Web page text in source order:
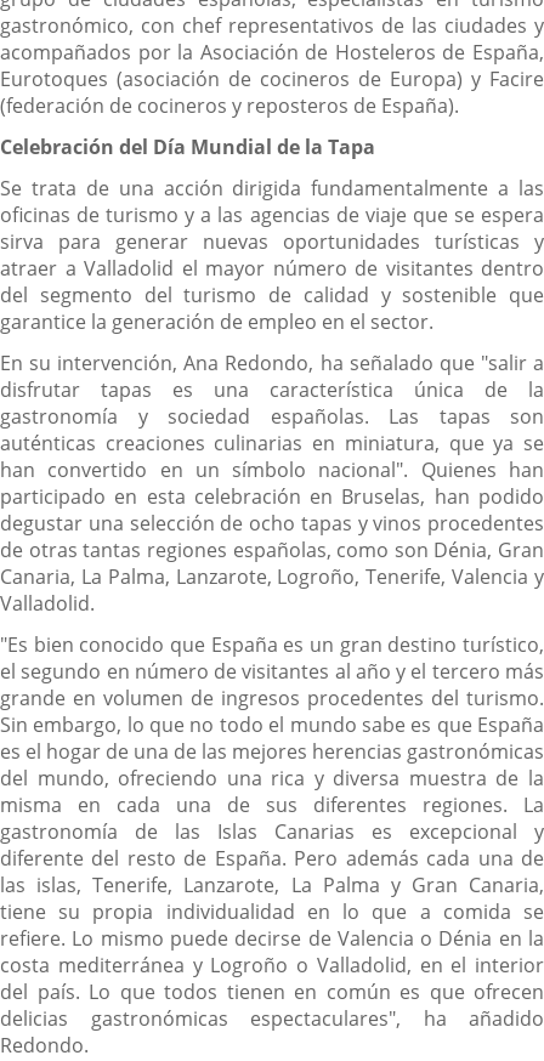
gastronómico, con chef representativos de las ciudades y
acompañados por la Asociación de Hosteleros de España,
Eurotoques (asociación de cocineros de Europa) y Facire
(federación de cocineros y reposteros de España).
Celebración del Día Mundial de la Tapa
Se trata de una acción dirigida fundamentalmente a las
oficinas de turismo y a las agencias de viaje que se espera
sirva para generar nuevas oportunidades turísticas y
atraer a Valladolid el mayor número de visitantes dentro
del segmento del turismo de calidad y sostenible que
garantice la generación de empleo en el sector.
En su intervención, Ana Redondo, ha señalado que "salir a
disfrutar tapas es una característica única de la
gastronomía y sociedad españolas. Las tapas son
auténticas creaciones culinarias en miniatura, que ya se
han convertido en un símbolo nacional". Quienes han
participado en esta celebración en Bruselas, han podido
degustar una selección de ocho tapas y vinos procedentes
de otras tantas regiones españolas, como son Dénia, Gran
Canaria, La Palma, Lanzarote, Logroño, Tenerife, Valencia y
Valladolid.
"Es bien conocido que España es un gran destino turístico,
el segundo en número de visitantes al año y el tercero más
grande en volumen de ingresos procedentes del turismo.
Sin embargo, lo que no todo el mundo sabe es que España
es el hogar de una de las mejores herencias gastronómicas
del mundo, ofreciendo una rica y diversa muestra de la
misma en cada una de sus diferentes regiones. La
gastronomía de las Islas Canarias es excepcional y
diferente del resto de España. Pero además cada una de
las islas, Tenerife, Lanzarote, La Palma y Gran Canaria,
tiene su propia individualidad en lo que a comida se
refiere. Lo mismo puede decirse de Valencia o Dénia en la
costa mediterránea y Logroño o Valladolid, en el interior
del país. Lo que todos tienen en común es que ofrecen
delicias gastronómicas espectaculares", ha añadido
Redondo.